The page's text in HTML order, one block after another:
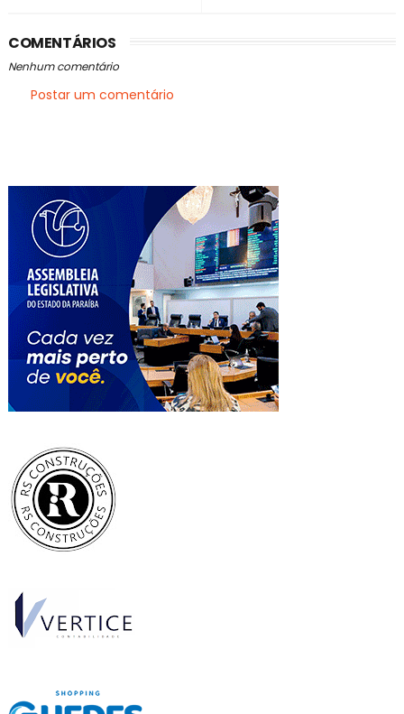
COMENTÁRIOS
Nenhum comentário
Postar um comentário